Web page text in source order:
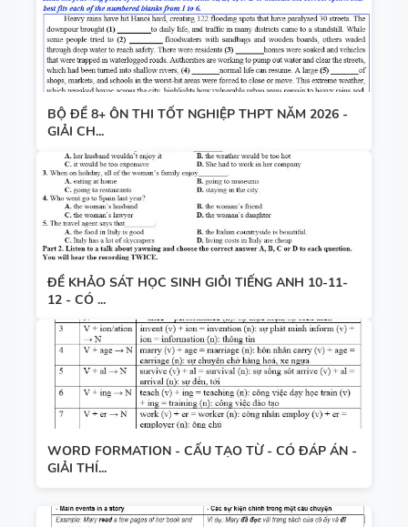
BỘ ĐỀ 8+ ÔN THI TỐT NGHIỆP THPT NĂM 2026 -
GIẢI CH...
ĐỀ KHẢO SÁT HỌC SINH GIỎI TIẾNG ANH 10-11-
12 - CÓ ...
WORD FORMATION - CẤU TẠO TỪ - CÓ ĐÁP ÁN -
GIẢI THÍ...